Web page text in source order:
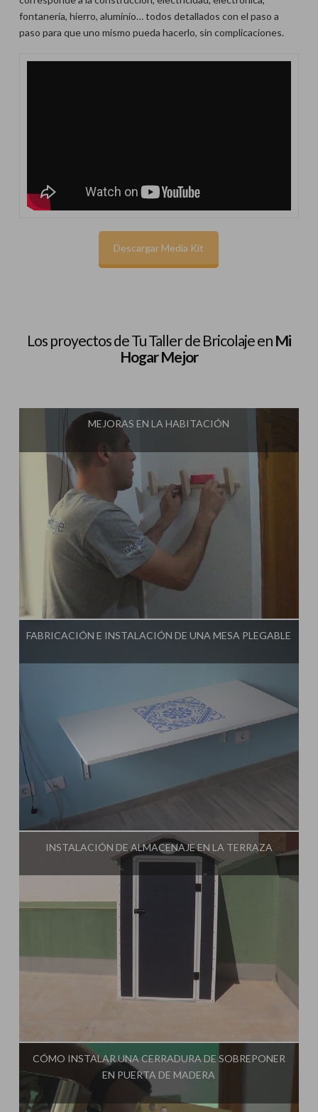
fontanería, hierro, aluminio… todos detallados con el paso a
paso para que uno mismo pueda hacerlo, sin complicaciones.
Descargar Media Kit
Los proyectos de Tu Taller de Bricolaje en Mi
Hogar Mejor
MEJORAS EN LA HABITACIÓN
Tu Taller de Bricolaje
FABRICACIÓN E INSTALACIÓN DE UNA MESA PLEGABLE
Influencer:
INSTALACIÓN DE ALMACENAJE EN LA TERRAZA
CÓMO INSTALAR UNA CERRADURA DE SOBREPONER
EN PUERTA DE MADERA